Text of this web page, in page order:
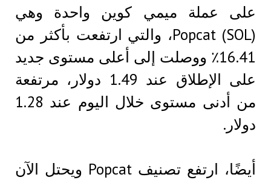
على عملة ميمي كوين واحدة وهي
Popcat (SOL)، والتي ارتفعت بأكثر من
16.41٪ ووصلت إلى أعلى مستوى جديد
على الإطلاق عند 1.49 دولار، مرتفعة
من أدنى مستوى خلال اليوم عند 1.28
دولار.
أيضًا، ارتفع تصنيف Popcat ويحتل الآن